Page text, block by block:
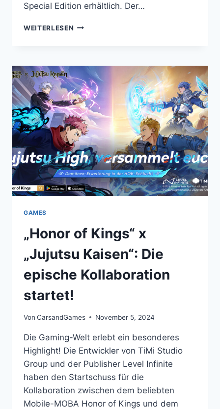
Special Edition erhältlich. Der…
WEITERLESEN ENTDECKE
DEDUCTION-
SPIEL:
DEATH
NOTE
KILLER
WITHIN
GAMES
„Honor of Kings“ x
„Jujutsu Kaisen“: Die
epische Kollaboration
startet!
Von CarsandGames November 5, 2024
Die Gaming-Welt erlebt ein besonderes
Highlight! Die Entwickler von TiMi Studio
Group und der Publisher Level Infinite
haben den Startschuss für die
Kollaboration zwischen dem beliebten
Mobile-MOBA Honor of Kings und dem